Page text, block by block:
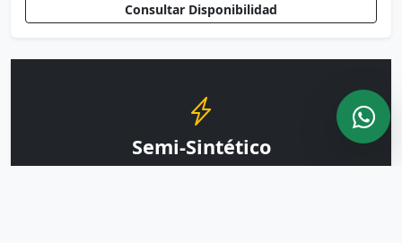
Consultar Disponibilidad
Semi-Sintético